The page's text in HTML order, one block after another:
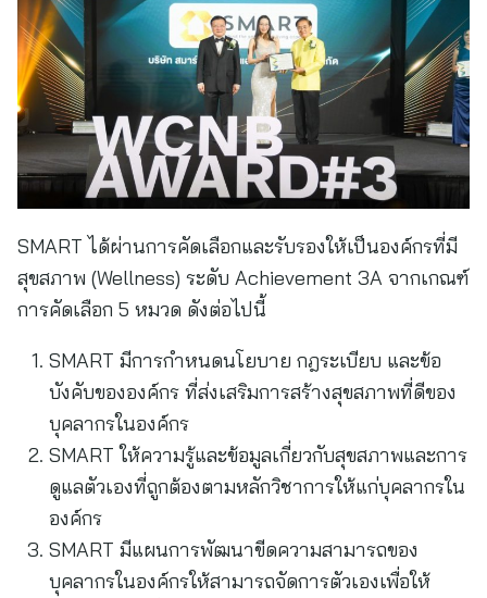
SMART ได้ผ่านการคัดเลือกและรับรองให้เป็นองค์กรที่มี
สุขสภาพ (Wellness) ระดับ Achievement 3A จากเกณฑ์
การคัดเลือก 5 หมวด ดังต่อไปนี้
SMART มีการกำหนดนโยบาย กฎระเบียบ และข้อ
บังคับขององค์กร ที่ส่งเสริมการสร้างสุขสภาพที่ดีของ
บุคลากรในองค์กร
SMART ให้ความรู้และข้อมูลเกี่ยวกับสุขสภาพและการ
ดูแลตัวเองที่ถูกต้องตามหลักวิชาการให้แก่บุคลากรใน
องค์กร
SMART มีแผนการพัฒนาขีดความสามารถของ
บุคลากรในองค์กรให้สามารถจัดการตัวเองเพื่อให้